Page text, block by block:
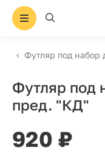
Футляр под набор
Футляр под
пред. "КД"
920 ₽